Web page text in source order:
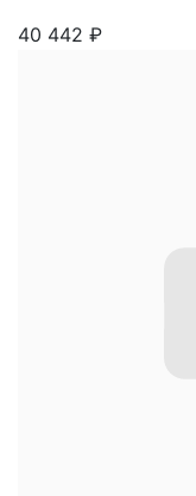
40 442 ₽